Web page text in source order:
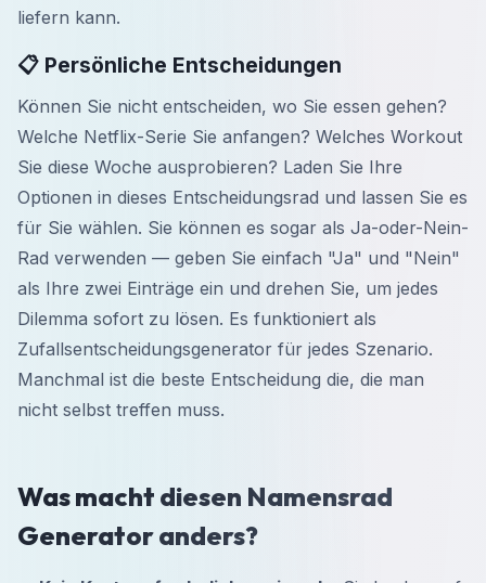
liefern kann.
📋 Persönliche Entscheidungen
Können Sie nicht entscheiden, wo Sie essen gehen?
Welche Netflix-Serie Sie anfangen? Welches Workout
Sie diese Woche ausprobieren? Laden Sie Ihre
Optionen in dieses Entscheidungsrad und lassen Sie es
für Sie wählen. Sie können es sogar als Ja-oder-Nein-
Rad verwenden — geben Sie einfach "Ja" und "Nein"
als Ihre zwei Einträge ein und drehen Sie, um jedes
Dilemma sofort zu lösen. Es funktioniert als
Zufallsentscheidungsgenerator für jedes Szenario.
Manchmal ist die beste Entscheidung die, die man
nicht selbst treffen muss.
Was macht diesen Namensrad
Generator anders?